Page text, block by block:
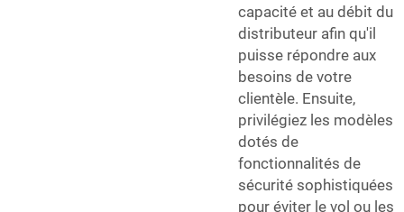
capacité et au débit du
distributeur afin qu'il
puisse répondre aux
besoins de votre
clientèle. Ensuite,
privilégiez les modèles
dotés de
fonctionnalités de
sécurité sophistiquées
pour éviter le vol ou les